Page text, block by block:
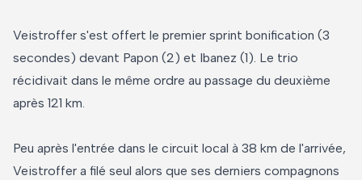
Veistroffer s'est offert le premier sprint bonification (3
secondes) devant Papon (2) et Ibanez (1). Le trio
récidivait dans le même ordre au passage du deuxième
après 121 km.
Peu après l'entrée dans le circuit local à 38 km de l'arrivée,
Veistroffer a filé seul alors que ses derniers compagnons